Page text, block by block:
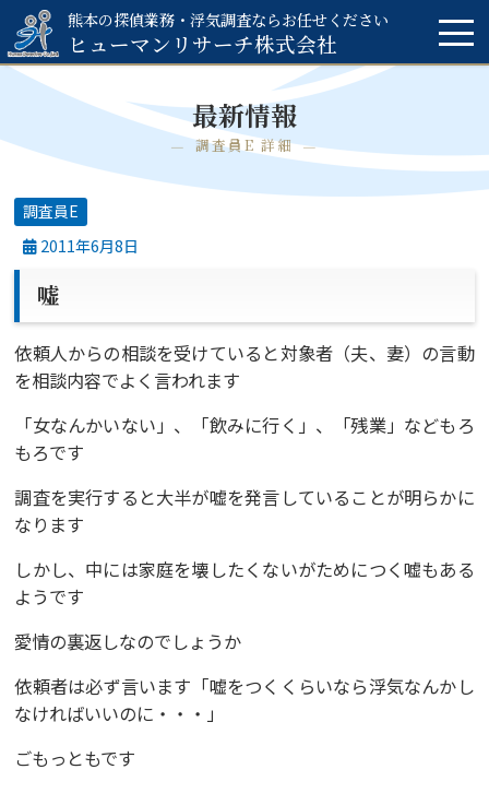
熊本の探偵業務・浮気調査ならお任せください
ヒューマンリサーチ株式会社
最新情報
調査員E 詳細
調査員E
2011年6月8日
嘘
依頼人からの相談を受けていると対象者（夫、妻）の言動
を相談内容でよく言われます
「女なんかいない」、「飲みに行く」、「残業」などもろ
もろです
調査を実行すると大半が嘘を発言していることが明らかに
なります
しかし、中には家庭を壊したくないがためにつく嘘もある
ようです
愛情の裏返しなのでしょうか
依頼者は必ず言います「嘘をつくくらいなら浮気なんかし
なければいいのに・・・」
ごもっともです